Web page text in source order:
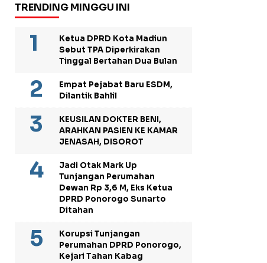
TRENDING MINGGU INI
Ketua DPRD Kota Madiun
Sebut TPA Diperkirakan
Tinggal Bertahan Dua Bulan
Empat Pejabat Baru ESDM,
Dilantik Bahlil
KEUSILAN DOKTER BENI,
ARAHKAN PASIEN KE KAMAR
JENASAH, DISOROT
Jadi Otak Mark Up
Tunjangan Perumahan
Dewan Rp 3,6 M, Eks Ketua
DPRD Ponorogo Sunarto
Ditahan
Korupsi Tunjangan
Perumahan DPRD Ponorogo,
Kejari Tahan Kabag